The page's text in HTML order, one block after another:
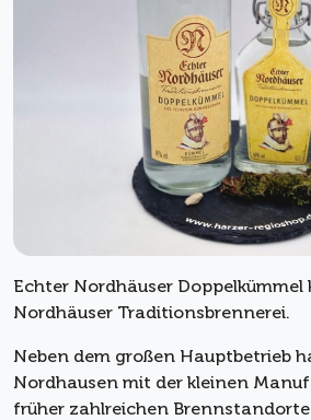
Echter Nordhäuser Doppelkümmel
Nordhäuser Traditionsbrennerei.
Neben dem großen Hauptbetrieb
Nordhausen mit der kleinen
früher zahlreichen